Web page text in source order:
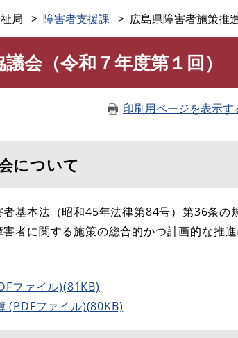
局 障害者支援課 広島県障害者施策推
会（令和７年度第１回）
印刷用ページを表示す
について
基本法（昭和45年法律第84号）第36条の
者に関する施策の総合的かつ計画的な推
ファイル)(81KB)
(PDFファイル)(80KB)